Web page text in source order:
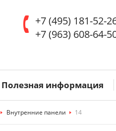
+7 (495) 181-52-
+7 (963) 608-64-
Полезная информация
> Внутренние панели > 14